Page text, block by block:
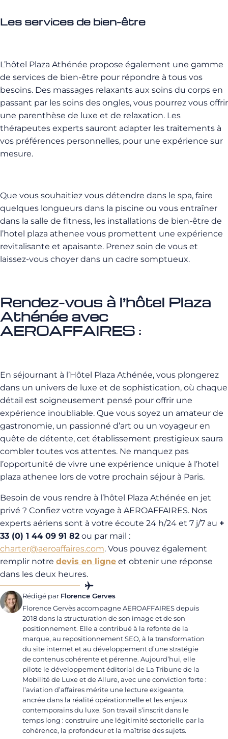
Les services de bien-être
L’hôtel Plaza Athénée propose également une gamme
de services de bien-être pour répondre à tous vos
besoins. Des massages relaxants aux soins du corps en
passant par les soins des ongles, vous pourrez vous offrir
une parenthèse de luxe et de relaxation. Les
thérapeutes experts sauront adapter les traitements à
vos préférences personnelles, pour une expérience sur
mesure.
Que vous souhaitiez vous détendre dans le spa, faire
quelques longueurs dans la piscine ou vous entraîner
dans la salle de fitness, les installations de bien-être de
l’hotel plaza athenee vous promettent une expérience
revitalisante et apaisante. Prenez soin de vous et
laissez-vous choyer dans un cadre somptueux.
Rendez-vous à l’hôtel Plaza
Athénée avec
AEROAFFAIRES :
En séjournant à l’Hôtel Plaza Athénée, vous plongerez
dans un univers de luxe et de sophistication, où chaque
détail est soigneusement pensé pour offrir une
expérience inoubliable. Que vous soyez un amateur de
gastronomie, un passionné d’art ou un voyageur en
quête de détente, cet établissement prestigieux saura
combler toutes vos attentes. Ne manquez pas
l’opportunité de vivre une expérience unique à l’hotel
plaza athenee lors de votre prochain séjour à Paris.
Besoin de vous rendre à l’hôtel Plaza Athénée en jet
privé ? Confiez votre voyage à AEROAFFAIRES. Nos
experts aériens sont à votre écoute 24 h/24 et 7 j/7 au +
33 (0) 1 44 09 91 82 ou par mail :
charter@aeroaffaires.com. Vous pouvez également
remplir notre devis en ligne et obtenir une réponse
dans les deux heures.
Rédigé par Florence Gerves
Florence Gervès accompagne AEROAFFAIRES depuis
2018 dans la structuration de son image et de son
positionnement. Elle a contribué à la refonte de la
marque, au repositionnement SEO, à la transformation
du site internet et au développement d’une stratégie
de contenus cohérente et pérenne. Aujourd’hui, elle
pilote le développement éditorial de La Tribune de la
Mobilité de Luxe et de Allure, avec une conviction forte :
l’aviation d’affaires mérite une lecture exigeante,
ancrée dans la réalité opérationnelle et les enjeux
contemporains du luxe. Son travail s’inscrit dans le
temps long : construire une légitimité sectorielle par la
cohérence, la profondeur et la maîtrise des sujets.